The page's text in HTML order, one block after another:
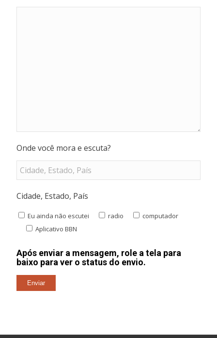
Onde você mora e escuta?
Cidade, Estado, País
Eu ainda não escutei radio
computador
Aplicativo BBN
Após enviar a mensagem, role a tela para
baixo para ver o status do envio.